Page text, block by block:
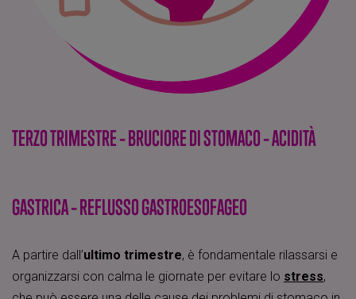
TERZO TRIMESTRE – BRUCIORE DI STOMACO – ACIDITÀ
GASTRICA – REFLUSSO GASTROESOFAGEO
A partire dall’ultimo trimestre, è fondamentale rilassarsi e
organizzarsi con calma le giornate per evitare lo stress,